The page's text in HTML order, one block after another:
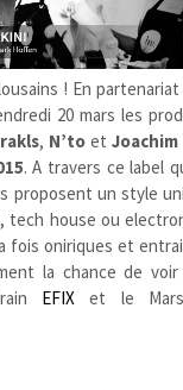
! En
20 mars les
, N’toet
. A travers ce label
proposent un style
tech house ou
fois oniriques et
la chance de
EFIX et le